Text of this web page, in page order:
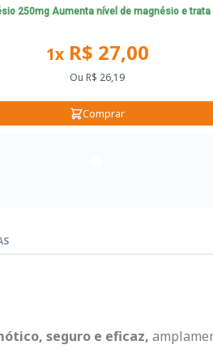
250mg Aumenta nível de magnésio e
1xR$ 27,00
Ou R$ 26,19
Comprar
seguro e eficaz,